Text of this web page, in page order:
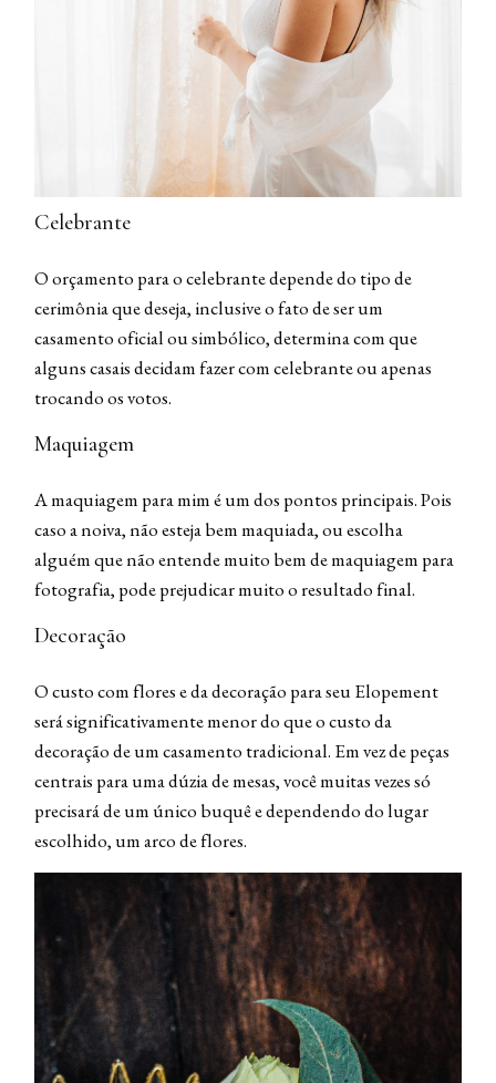
Celebrante
O orçamento para o celebrante depende do tipo de
cerimônia que deseja, inclusive o fato de ser um
casamento oficial ou simbólico, determina com que
alguns casais decidam fazer com celebrante ou apenas
trocando os votos.
Maquiagem
A maquiagem para mim é um dos pontos principais. Pois
caso a noiva, não esteja bem maquiada, ou escolha
alguém que não entende muito bem de maquiagem para
fotografia, pode prejudicar muito o resultado final.
Decoração
O custo com flores e da decoração para seu Elopement
será significativamente menor do que o custo da
decoração de um casamento tradicional. Em vez de peças
centrais para uma dúzia de mesas, você muitas vezes só
precisará de um único buquê e dependendo do lugar
escolhido, um arco de flores.